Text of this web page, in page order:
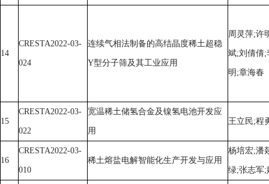
14
CRESTA2022-03-
024
连续气相法制备的高结晶度稀土超稳
Y型分子筛及其工业应用
周灵萍;许
斌;刘倩倩;
明;章海春
15
CRESTA2022-03-
022
宽温稀土储氢合金及镍氢电池开发应
用
王立民;程
16
CRESTA2022-03-
010
稀土熔盐电解智能化生产开发与应用
杨培宏;潘
绿;张志军;